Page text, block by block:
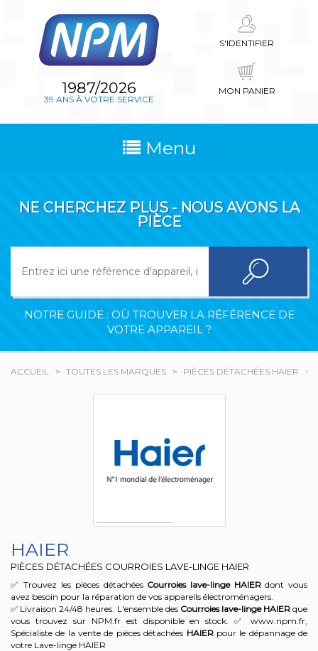
1987/2026
39 ANS À VOTRE SERVICE
S'IDENTIFIER
MON PANIER
Menu
NE CHERCHEZ PLUS - NOUS AVONS LA
PIÈCE
NOTRE GUIDE : OÙ TROUVER LA RÉFÉRENCE DE
VOTRE APPAREIL ?
ACCUEIL TOUTES LES MARQUES PIÈCES DÉTACHÉES HAIER
HAIER
PIÈCES DÉTACHÉES COURROIES LAVE-LINGE HAIER
✅ Trouvez les pièces détachées Courroies lave-linge HAIERdont vous
avez besoin pour la réparation de vos appareils électroménagers.
✅ Livraison 24/48 heures. L'ensemble des Courroies lave-linge HAIERque
vous trouvez sur NPM.fr est disponible en stock. ✅ www.npm.fr,
Spécialiste de la vente de pièces détachées HAIERpour le dépannage de
votre Lave-linge HAIER